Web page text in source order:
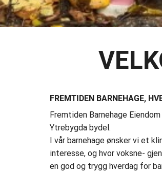
FREMTIDEN BARNEHAGE,
Fremtiden Barnehage
Ytrebygda bydel.
I vår barnehage ønsker vi et
interesse, og hvor voksne-
en god og trygg hverdag for